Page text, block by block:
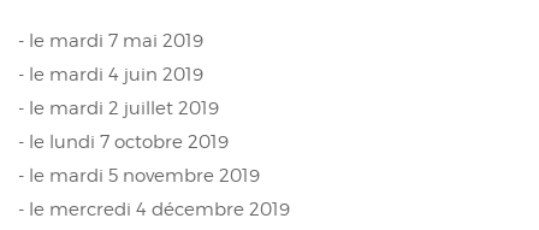
- le mardi 7 mai 2019
- le mardi 4 juin 2019
- le mardi 2 juillet 2019
- le lundi 7 octobre 2019
- le mardi 5 novembre 2019
- le mercredi 4 décembre 2019